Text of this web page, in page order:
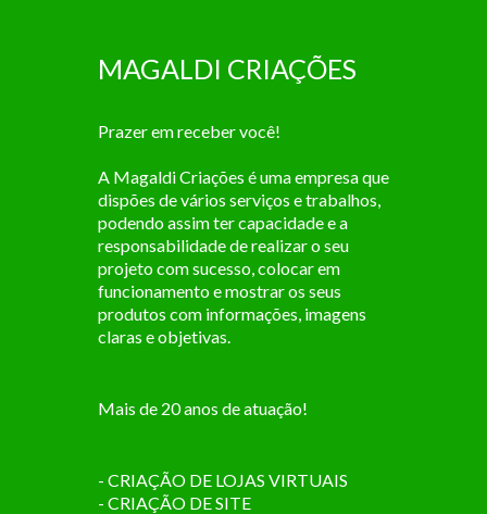
MAGALDI CRIAÇÕES
Prazer em receber você!
A Magaldi Criações é uma empresa que
dispões de vários serviços e trabalhos,
podendo assim ter capacidade e a
responsabilidade de realizar o seu
projeto com sucesso, colocar em
funcionamento e mostrar os seus
produtos com informações, imagens
claras e objetivas.
Mais de 20 anos de atuação!
- CRIAÇÃO DE LOJAS VIRTUAIS
- CRIAÇÃO DE SITE